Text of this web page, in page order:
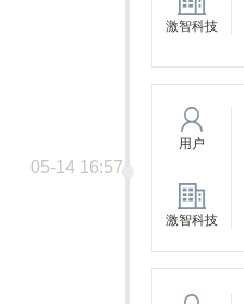
激智科技
14 16:57
用户
激智科技